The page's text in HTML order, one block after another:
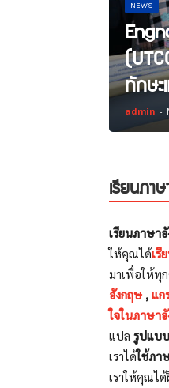
NEWS
ทักษ
admin -
เรียนภา
เรียนภาษา
ให้คุณได้เรี
มาเพื่อให้ทุ
อังกฤษ , แก
ใจในภาษา
แปล รูปแบ
เราได้ใช้ภา
เราให้คุณไ